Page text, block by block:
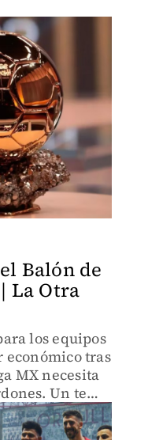
Balón de
La Otra
los equipos
económico tras
MX necesita
Un tema
le falta al